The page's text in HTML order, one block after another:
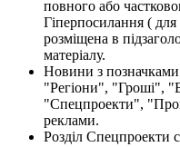
повного або
Гіперпосилання (
розміщена в
матеріалу.
Новини з
"Регіони", "Гроші",
"Спецпроекти",
реклами.
Розділ Спецпроекти